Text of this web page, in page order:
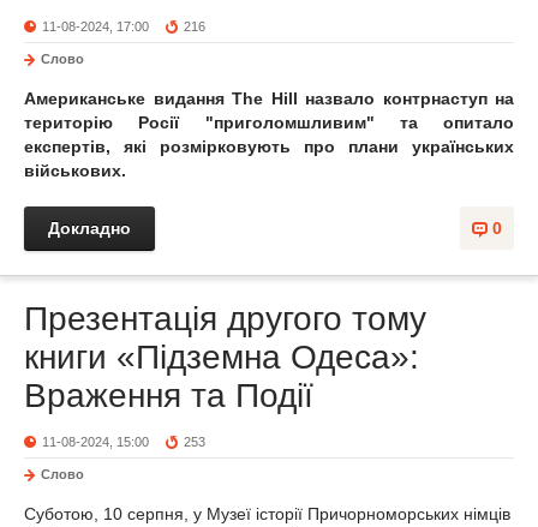
11-08-2024, 17:00 216
Слово
Американське видання The Hill назвало контрнаступ на
територію Росії "приголомшливим" та опитало
експертів, які розмірковують про плани українських
військових.
0
Докладно
Презентація другого тому
книги «Підземна Одеса»:
Враження та Події
11-08-2024, 15:00 253
Слово
Суботою , 10 серпня, у Музеї історії Причорноморських німців